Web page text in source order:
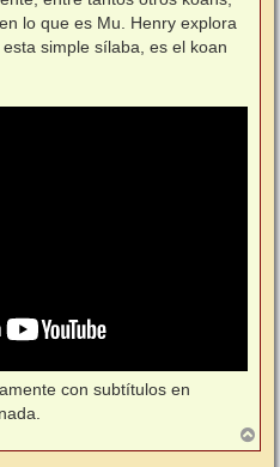
lo que es Mu. Henry explora
simple sílaba, es el koan
con subtítulos en
r